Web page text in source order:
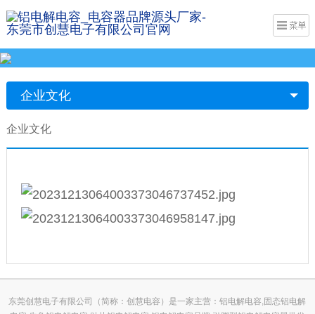
企业文化
企业文化
东莞创慧电子有限公司（简称：创慧电容）是一家主营：铝电解电容,固态铝电解